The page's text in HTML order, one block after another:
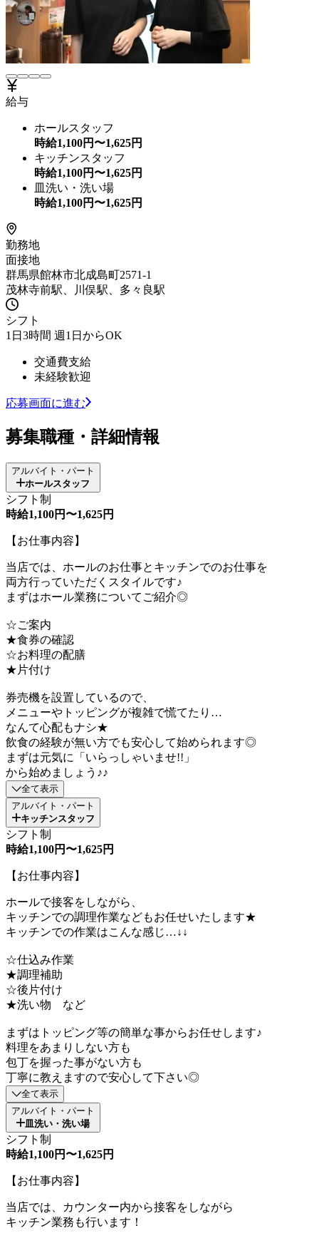
給与
ホールスタッフ
時給1,100円〜1,625円
キッチンスタッフ
時給1,100円〜1,625円
皿洗い・洗い場
時給1,100円〜1,625円
勤務地
面接地
群馬県館林市北成島町2571-1
茂林寺前駅、川俣駅、多々良駅
シフト
1日3時間 週1日からOK
交通費支給
未経験歓迎
応募画面に進む
募集職種・詳細情報
アルバイト・パート
ホールスタッフ
シフト制
時給1,100円〜1,625円
【お仕事内容】
当店では、ホールのお仕事とキッチンでのお仕事を
両方行っていただくスタイルです♪
まずはホール業務についてご紹介◎
☆ご案内
★食券の確認
☆お料理の配膳
★片付け
券売機を設置しているので、
メニューやトッピングが複雑で慌てたり…
なんて心配もナシ★
飲食の経験が無い方でも安心して始められます◎
まずは元気に「いらっしゃいませ!!」
から始めましょう♪♪
全て表示
アルバイト・パート
キッチンスタッフ
シフト制
時給1,100円〜1,625円
【お仕事内容】
ホールで接客をしながら、
キッチンでの調理作業などもお任せいたします★
キッチンでの作業はこんな感じ…↓↓
☆仕込み作業
★調理補助
☆後片付け
★洗い物 など
まずはトッピング等の簡単な事からお任せします♪
料理をあまりしない方も
包丁を握った事がない方も
丁寧に教えますので安心して下さい◎
全て表示
アルバイト・パート
皿洗い・洗い場
シフト制
時給1,100円〜1,625円
【お仕事内容】
当店では、カウンター内から接客をしながら
キッチン業務も行います！